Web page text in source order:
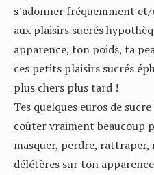
s’adonner fréquemment
aux plaisirs sucrés
apparence, ton poids, ta
ces petits plaisirs sucrés
plus chers plus tard !
Tes quelques euros de
coûter vraiment beaucoup
masquer, perdre,
délétères sur ton